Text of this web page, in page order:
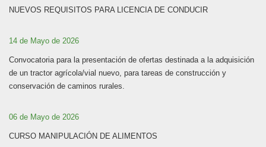
NUEVOS REQUISITOS PARA LICENCIA DE CONDUCIR
14 de Mayo de 2026
Convocatoria para la presentación de ofertas destinada a la adquisición
de un tractor agrícola/vial nuevo, para tareas de construcción y
conservación de caminos rurales.
06 de Mayo de 2026
CURSO MANIPULACIÓN DE ALIMENTOS